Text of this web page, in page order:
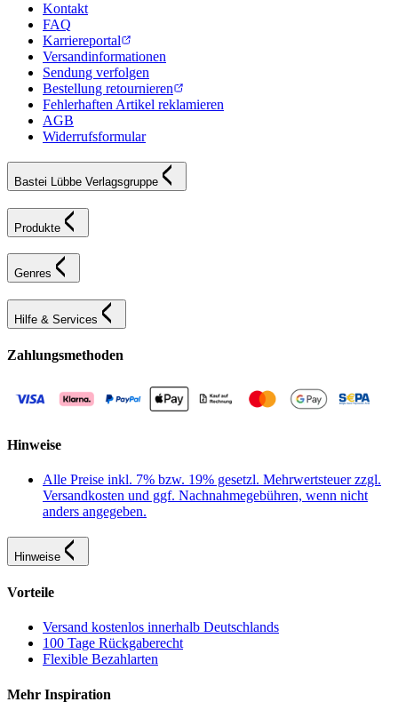
Kontakt
FAQ
Karriereportal
Versandinformationen
Sendung verfolgen
Bestellung retournieren
Fehlerhaften Artikel reklamieren
AGB
Widerrufsformular
Bastei Lübbe Verlagsgruppe
Produkte
Genres
Hilfe & Services
Zahlungsmethoden
Hinweise
Alle Preise inkl. 7% bzw. 19% gesetzl. Mehrwertsteuer zzgl.
Versandkosten und ggf. Nachnahmegebühren, wenn nicht
anders angegeben.
Hinweise
Vorteile
Versand kostenlos innerhalb Deutschlands
100 Tage Rückgaberecht
Flexible Bezahlarten
Mehr Inspiration